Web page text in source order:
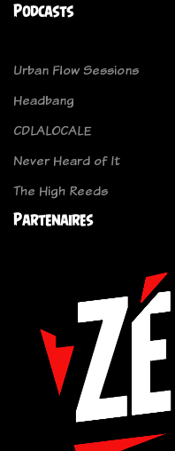
Podcasts
Urban Flow Sessions
Headbang
CDLALOCALE
Never Heard of It
The High Reeds
Partenaires